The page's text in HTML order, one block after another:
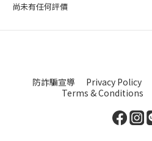
尚未有任何評價
防詐騙宣導 Privacy Policy
Terms & Conditions